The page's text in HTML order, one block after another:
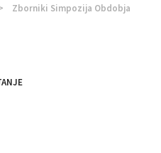
Zborniki Simpozija Obdobja